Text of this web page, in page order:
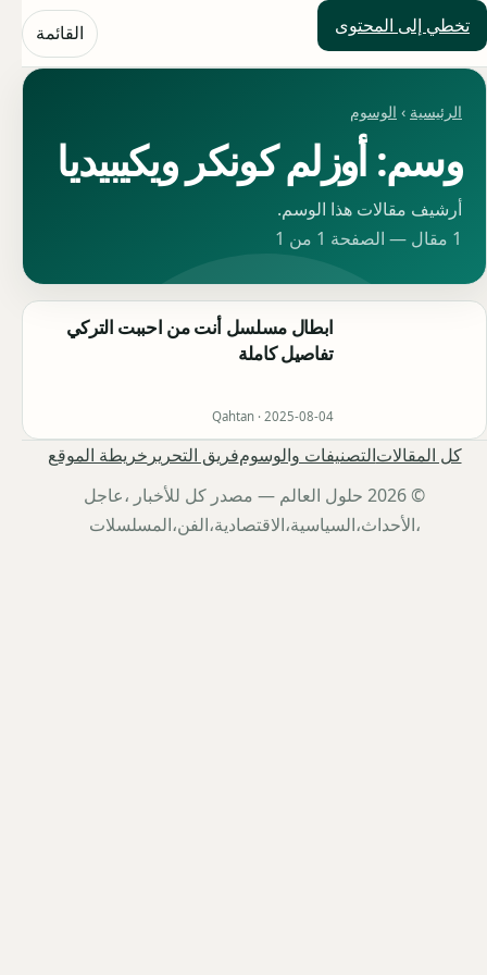
تخطي إلى المحتوى
حلول العالم القائمة
الرئيسية › الوسوم
وسم: أوزلم كونكر ويكيبيديا
أرشيف مقالات هذا الوسم.
1 مقال — الصفحة 1 من 1
ابطال مسلسل أنت من احببت التركي
تفاصيل كاملة
Qahtan · 2025-08-04
كل المقالاتالتصنيفات والوسومفريق التحرير خريطة الموقع
© 2026 حلول العالم — مصدر كل للأخبار ،عاجل
،الأحداث،السياسية،الاقتصادية،الفن،المسلسلات